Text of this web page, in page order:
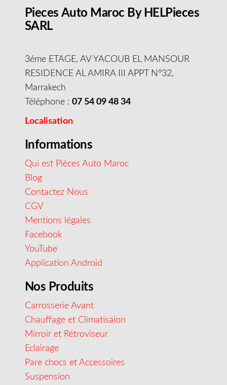
Pieces Auto Maroc By HELPieces
SARL
3éme ETAGE, AV YACOUB EL MANSOUR
RESIDENCE AL AMIRA III APPT N°32,
Marrakech
Téléphone : 07 54 09 48 34
Localisation
Informations
Qui est Pièces Auto Maroc
Blog
Contactez Nous
CGV
Mentions légales
Facebook
YouTube
Application Android
Nos Produits
Carrosserie Avant
Chauffage et Climatisaion
Mirroir et Rétroviseur
Eclairage
Pare chocs et Accessoires
Suspension